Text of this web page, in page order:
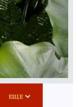
ЕЩЕ